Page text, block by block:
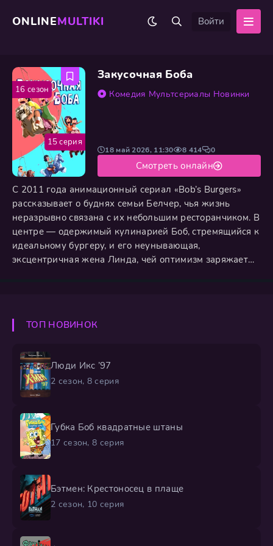
ONLINEMULTIKI Войти
Закусочная Боба
Комедия Мультсериалы Новинки
С 2011 года анимационный сериал «Bob’s Burgers»
рассказывает о буднях семьи Белчер, чья жизнь
неразрывно связана с их небольшим ресторанчиком. В
центре — одержимый кулинарией Боб, стремящийся к
идеальному бургеру, и его неунывающая,
эксцентричная жена Линда, чей оптимизм заряжает
Джина — с амбициями электронного музыканта, и
Луизу — самую младшую, чья
18 май 2026, 11:30 8 414 0
Смотреть онлайн
15 серия
16 сезон
ТОП НОВИНОК
Люди Икс ’97
2 сезон, 8 серия
Губка Боб квадратные штаны
17 сезон, 8 серия
Бэтмен: Крестоносец в плаще
2 сезон, 10 серия